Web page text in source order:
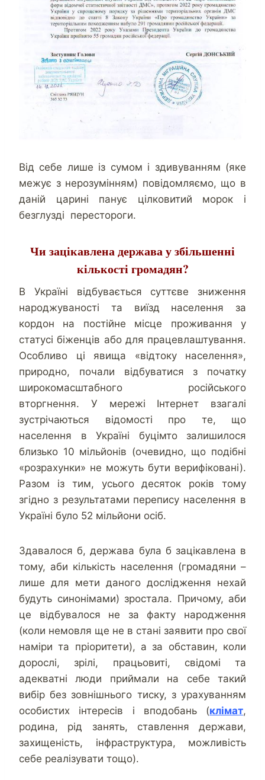
Від себе лише із сумом і здивуванням (яке
межує з нерозумінням) повідомляємо, що в
даній царині панує цілковитий морок і
безглузді перестороги.
Чи зацікавлена держава у збільшенні
кількості громадян?
В Україні відбувається суттєве зниження
народжуваності та виїзд населення за
кордон на постійне місце проживання у
статусі біженців або для працевлаштування.
Особливо ці явища «відтоку населення»,
природно, почали відбуватися з початку
широкомасштабного російського
вторгнення. У мережі Інтернет взагалі
зустрічаються відомості про те, що
населення в Україні буцімто залишилося
близько 10 мільйонів (очевидно, що подібні
«розрахунки» не можуть бути верифіковані).
Разом із тим, усього десяток років тому
згідно з результатами перепису населення в
Україні було 52 мільйони осіб.
Здавалося б, держава була б зацікавлена в
тому, аби кількість населення (громадяни –
лише для мети даного дослідження нехай
будуть синонімами) зростала. Причому, аби
це відбувалося не за факту народження
(коли немовля ще не в стані заявити про свої
наміри та пріоритети), а за обставин, коли
дорослі, зрілі, працьовиті, свідомі та
адекватні люди приймали на себе такий
вибір без зовнішнього тиску, з урахуванням
особистих інтересів і вподобань (клімат,
родина, рід занять, ставлення держави,
захищеність, інфраструктура, можливість
себе реалізувати тощо).